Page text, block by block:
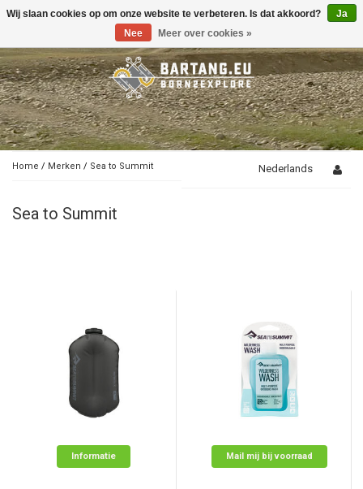
Toggle
Home / Merken / Sea to Summit Nederlands
Sea to Summit
Informatie Mail mij bij voorraad
Wij slaan cookies op om onze website te verbeteren. Is dat akkoord?
Ja
Nee
Meer over cookies »